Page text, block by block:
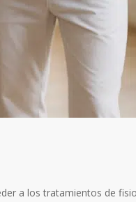
a los tratamientos de